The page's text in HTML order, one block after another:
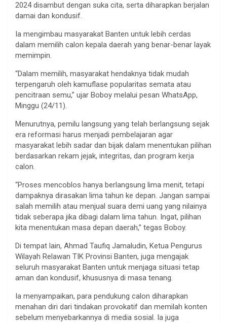
2024 disambut dengan suka cita, serta diharapkan berjalan
damai dan kondusif.
Ia mengimbau masyarakat Banten untuk lebih cerdas
dalam memilih calon kepala daerah yang benar-benar layak
memimpin.
“Dalam memilih, masyarakat hendaknya tidak mudah
terpengaruh oleh kamuflase popularitas semata atau
pencitraan semu,” ujar Boboy melalui pesan WhatsApp,
Minggu (24/11).
Menurutnya, pemilu langsung yang telah berlangsung sejak
era reformasi harus menjadi pembelajaran agar
masyarakat lebih sadar dan bijak dalam menentukan pilihan
berdasarkan rekam jejak, integritas, dan program kerja
calon.
“Proses mencoblos hanya berlangsung lima menit, tetapi
dampaknya dirasakan lima tahun ke depan. Jangan sampai
salah memilih atau menjual suara demi uang yang nilainya
tidak seberapa jika dibagi dalam lima tahun. Ingat, pilihan
kita menentukan masa depan daerah,” tegas Boboy.
Di tempat lain, Ahmad Taufiq Jamaludin, Ketua Pengurus
Wilayah Relawan TIK Provinsi Banten, juga mengajak
seluruh masyarakat Banten untuk menjaga situasi tetap
aman dan kondusif, khususnya di masa tenang.
Ia menyampaikan, para pendukung calon diharapkan
menahan diri dari tindakan provokatif dan memilah konten
sebelum menyebarkannya di media sosial. Ia juga